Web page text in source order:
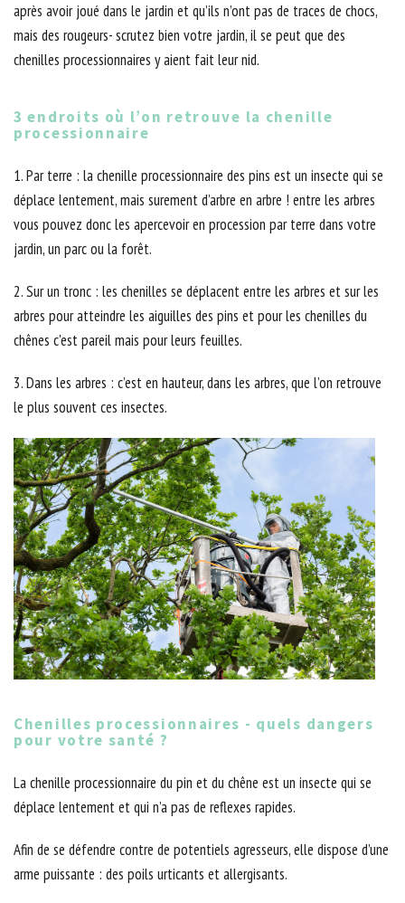
après avoir joué dans le jardin et qu’ils n’ont pas de traces de chocs,
mais des rougeurs- scrutez bien votre jardin, il se peut que des
chenilles processionnaires y aient fait leur nid.
3 endroits où l’on retrouve la chenille
processionnaire
1. Par terre : la chenille processionnaire des pins est un insecte qui se
déplace lentement, mais surement d’arbre en arbre ! entre les arbres
vous pouvez donc les apercevoir en procession par terre dans votre
jardin, un parc ou la forêt.
2. Sur un tronc : les chenilles se déplacent entre les arbres et sur les
arbres pour atteindre les aiguilles des pins et pour les chenilles du
chênes c'est pareil mais pour leurs feuilles.
3. Dans les arbres : c’est en hauteur, dans les arbres, que l’on retrouve
le plus souvent ces insectes.
Chenilles processionnaires - quels dangers
pour votre santé ?
La chenille processionnaire du pin et du chêne est un insecte qui se
déplace lentement et qui n’a pas de reflexes rapides.
Afin de se défendre contre de potentiels agresseurs, elle dispose d’une
arme puissante : des poils urticants et allergisants.